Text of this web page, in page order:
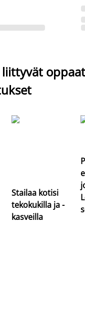
liittyvät
Stailaa kotisi
tekokukilla ja -
kasveilla